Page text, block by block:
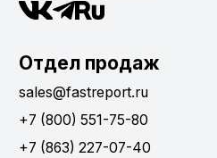
Отдел продаж
sales@fastreport.ru
+7 (800) 551-75-80
+7 (863) 227-07-40